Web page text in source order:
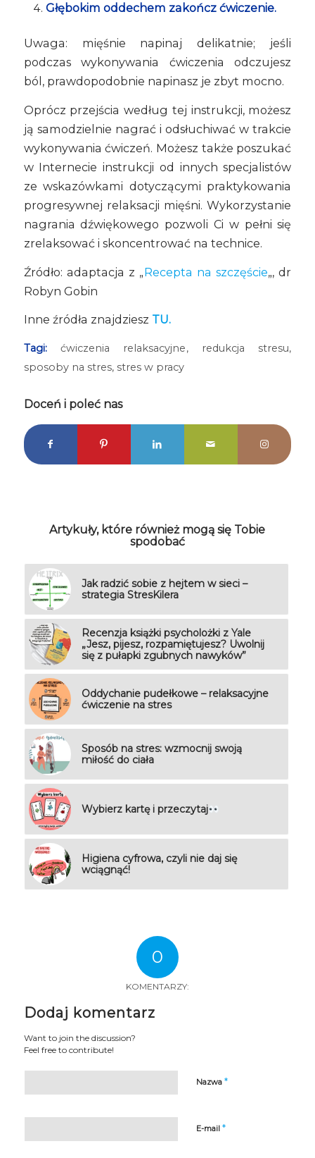
Głębokim oddechem zakończ ćwiczenie.
Uwaga: mięśnie napinaj delikatnie; jeśli
podczas wykonywania ćwiczenia odczujesz
ból, prawdopodobnie napinasz je zbyt mocno.
Oprócz przejścia według tej instrukcji, możesz
ją samodzielnie nagrać i odsłuchiwać w trakcie
wykonywania ćwiczeń. Możesz także poszukać
w Internecie instrukcji od innych specjalistów
ze wskazówkami dotyczącymi praktykowania
progresywnej relaksacji mięśni. Wykorzystanie
nagrania dźwiękowego pozwoli Ci w pełni się
zrelaksować i skoncentrować na technice.
Źródło: adaptacja z „Recepta na szczęście„, dr
Robyn Gobin
Inne źródła znajdziesz TU.
Tagi: ćwiczenia relaksacyjne, redukcja stresu,
sposoby na stres, stres w pracy
Doceń i poleć nas
Artykuły, które również mogą się Tobie
spodobać
Jak radzić sobie z hejtem w sieci –
strategia StresKilera
Recenzja książki psycholożki z Yale
„Jesz, pijesz, rozpamiętujesz? Uwolnij
się z pułapki zgubnych nawyków”
Oddychanie pudełkowe – relaksacyjne
ćwiczenie na stres
Sposób na stres: wzmocnij swoją
miłość do ciała
Wybierz kartę i przeczytaj
Higiena cyfrowa, czyli nie daj się
wciągnąć!
0
KOMENTARZY:
Dodaj komentarz
Want to join the discussion?
Feel free to contribute!
Nazwa *
E-mail *